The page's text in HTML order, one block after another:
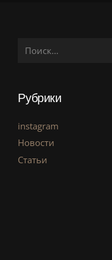
Рубрики
instagram
Новости
Статьи